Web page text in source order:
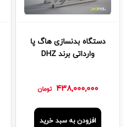
دستگاه بدنسازی هاگ پا
وارداتی برند DHZ
438,000,000 تومان
افزودن به سبد خرید